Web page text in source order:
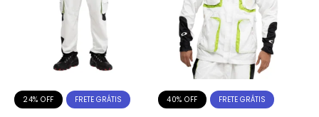
24% OFF FRETE GRÁTIS 40% OFF FRETE GRÁTIS